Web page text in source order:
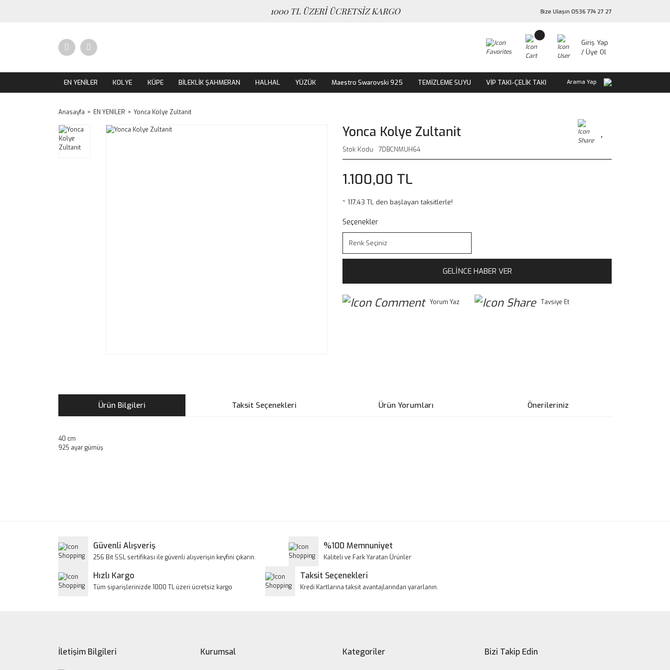
1000 TL ÜZERİ ÜCRETSİZ KARGO Bize Ulaşın 0536 774 27 27
Giriş Yap
/ Üye Ol
EN YENİLER KOLYE KÜPE BİLEKLİK ŞAHMERAN HALHAL YÜZÜK Maestro Swarovski 925 TEMİZLEME SUYU VİP TAKI-ÇELİK TAKI Arama Yap
Anasayfa EN YENİLER Yonca Kolye Zultanit
Yonca Kolye Zultanit
Stok Kodu 7DBCNMUH64
1.100,00 TL
* 117,43 TL den başlayan taksitlerle!
Seçenekler
GELİNCE HABER VER
Yorum Yaz Tavsiye Et
Ürün Bilgileri Taksit Seçenekleri Ürün Yorumları Önerileriniz
40 cm
925 ayar gümüş
Ürün fiyatı diğer sitelerden daha pahalı.
Güvenli Alışveriş
256 Bit SSL sertifikası ile güvenli alışverişin keyfini çıkarın.
%100 Memnuniyet
Kaliteli ve Fark Yaratan Ürünler
Hızlı Kargo
Tüm siparişlerinizde 1000 TL üzeri ücretsiz kargo
Taksit Seçenekleri
Kredi Kartlarına taksit avantajlarından yararlanın.
İletişim Bilgileri Kurumsal Kategoriler Bizi Takip Edin